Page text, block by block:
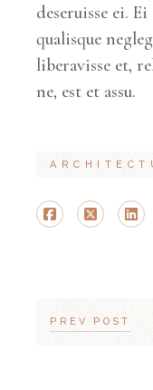
deseruisse ei.
qualisque
liberavisse et,
ne, est et assu.
PREV POST